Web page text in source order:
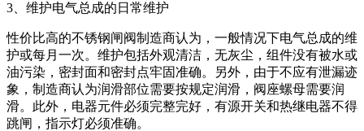
3、维护电气总成的日常维护
性价比高的不锈钢闸阀制造商认为，一般情况下电气总成的维
护或每月一次。维护包括外观清洁，无灰尘，组件没有被水或
油污染，密封面和密封点牢固准确。另外，由于不应有泄漏迹
象，制造商认为润滑部位需要按规定润滑，阀座螺母需要润
滑。此外，电器元件必须完整完好，有源开关和热继电器不得
跳闸，指示灯必须准确。